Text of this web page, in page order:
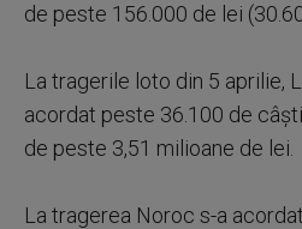
de peste 156.000 de lei
La tragerile loto din 5 aprilie,
acordat peste 36.100 de
de peste 3,51 milioane de lei.
La tragerea Noroc s-a